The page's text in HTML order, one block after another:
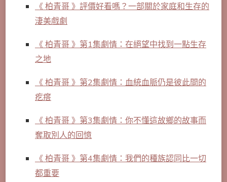
《 柏青哥 》評價好看嗎？一部關於家庭和生存的
淒美戲劇
《 柏青哥 》第1集劇情：在絕望中找到一點生存
之地
《 柏青哥 》第2集劇情：血統血脈仍是彼此間的
疙瘩
《 柏青哥 》第3集劇情：你不懂這故鄉的故事而
奪取別人的回憶
《 柏青哥 》第4集劇情：我們的種族認同比一切
都重要